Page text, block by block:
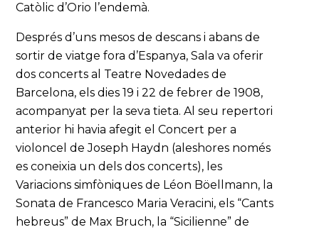
Catòlic d’Orio l’endemà.
Després d’uns mesos de descans i abans de
sortir de viatge fora d’Espanya, Sala va oferir
dos concerts al Teatre Novedades de
Barcelona, els dies 19 i 22 de febrer de 1908,
acompanyat per la seva tieta. Al seu repertori
anterior hi havia afegit el Concert per a
violoncel de Joseph Haydn (aleshores només
es coneixia un dels dos concerts), les
Variacions simfòniques de Léon Böellmann, la
Sonata de Francesco Maria Veracini, els “Cants
hebreus” de Max Bruch, la “Sicilienne” de